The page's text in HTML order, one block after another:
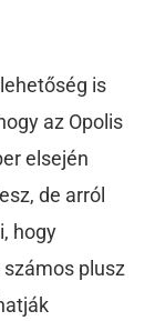
is
az Opolis
elsején
de arról
hogy
plusz